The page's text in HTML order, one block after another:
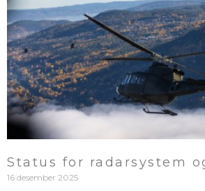
Status for radarsystem
16 desember 2025